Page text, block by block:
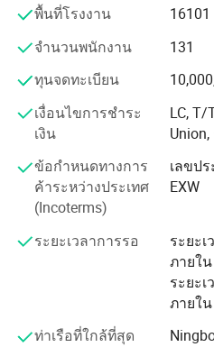
D. Railing & stanchion
เจ้าหน้าที่ฝ่ายรวม : ประมาณ
คนวิศวกรเทคนิค 10 คน
พื้นที่ทั้งหมด : 25 ตารางเมตร
พื้นที่เวิร์คช็อป 18 000 ตารางเม
อุปกรณ์หลัก : 7 ระบบ
การจัดการเครื่องอัดตามแบบระ
ข้อดี : คุณภาพสูงวิศวกรมืออาชี
ตราสินค้า : มาตรฐานการท่องเที่
พื้นที่โรงงาน
16101
จำนวนพนักงาน
131
ทุนจดทะเบียน
เงื่อนไขการชำระ
เงิน
LC, T/
ข้อกำหนดทางการ
ค้าระหว่างประเทศ
(Incoterms)
เลขปร
EXW
ระยะเวลาการรอ
ระยะ
ภายใ
ระยะ
ภายใ
ท่าเรือที่ใกล้ที่สุด